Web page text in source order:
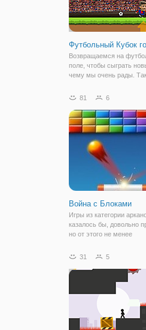
Футбольный Кубок
Возвращаемся на
поле, чтобы сыграть
чему мы очень рады. Так
тех спортивных игр, в
Аргументируем почему:
жизнерадостные
81 6
Война с Блоками
Игры из категории
казалось бы, довольно
но от этого не менее
убедиться в этом сами,
Это красочная и
игра, в которой вам
31 5